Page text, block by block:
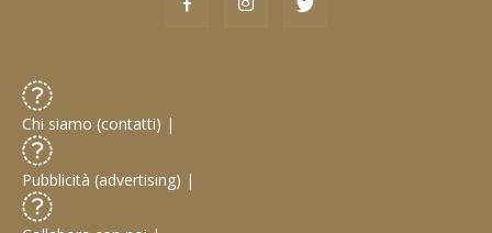
Chi siamo (contatti) |
Pubblicità (advertising) |